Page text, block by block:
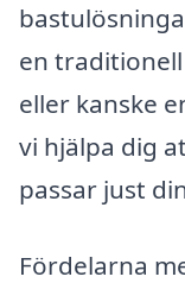
en
eller kanske
vi hjälpa dig
passar just
Fördelarna